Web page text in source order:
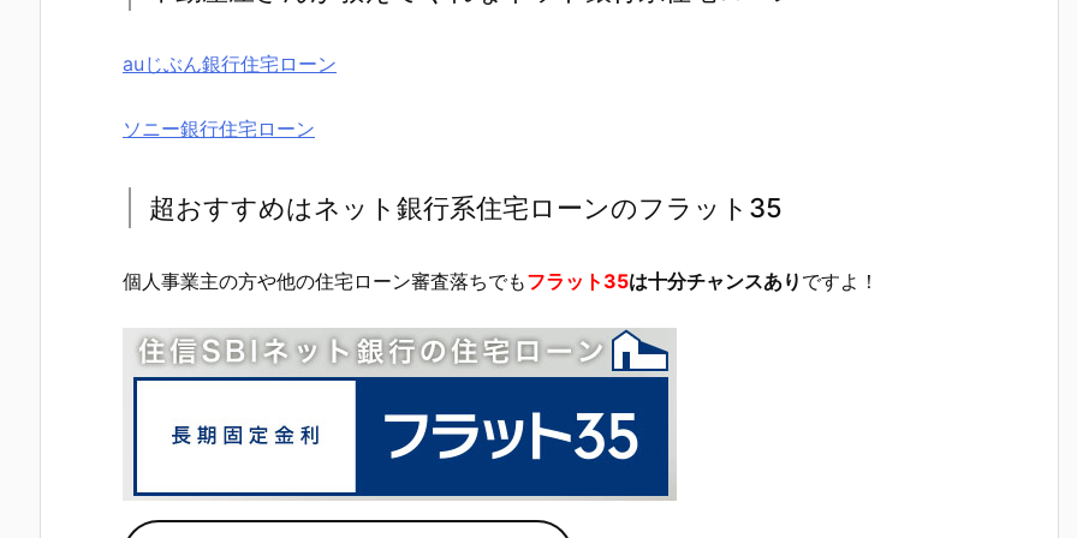
auじぶん銀行住宅ローン
ソニー銀行住宅ローン
超おすすめはネット銀行系住宅ローンのフラット35
個人事業主の方や他の住宅ローン審査落ちでもフラット35は十分チャンスあり ですよ！